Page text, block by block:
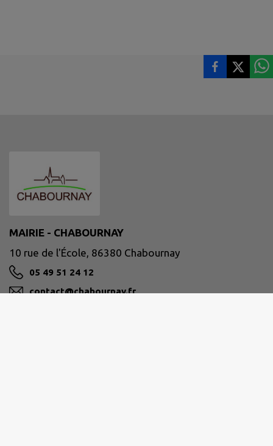
MAIRIE - CHABOURNAY
10 rue de l'École, 86380 Chabournay
05 49 51 24 12
contact@chabournay.fr